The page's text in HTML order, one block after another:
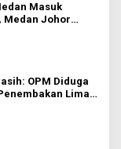
Masuk
Medan Johor
OPM Diduga
Lima